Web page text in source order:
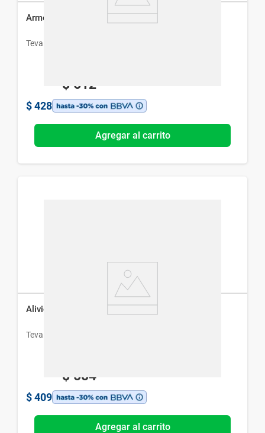
Armonil Noche x 30 Cápsulas
Teva
$ 612
$ 428
Agregar al carrito
Aliviol Diclofenac 1,16% Gel x 50 g
Teva
$ 584
$ 409
Agregar al carrito